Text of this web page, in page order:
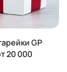
GP
20 000